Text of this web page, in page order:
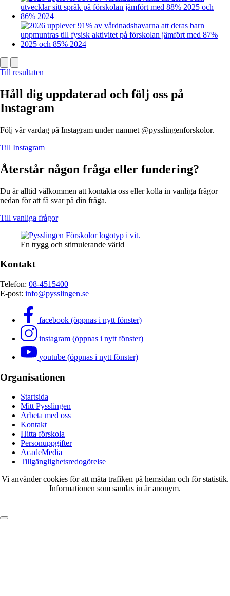
Till resultaten
Håll dig uppdaterad och följ oss på
Instagram
Följ vår vardag på Instagram under namnet @pysslingenforskolor.
Till Instagram
Återstår någon fråga eller fundering?
Du är alltid välkommen att kontakta oss eller kolla in vanliga frågor
nedan för att få svar på din fråga.
Till vanliga frågor
En trygg och stimulerande värld
Kontakt
Telefon: 08-4515400
E-post: info@pysslingen.se
facebook (öppnas i nytt fönster)
instagram (öppnas i nytt fönster)
youtube (öppnas i nytt fönster)
Organisationen
Startsida
Mitt Pysslingen
Arbeta med oss
Kontakt
Hitta förskola
Personuppgifter
AcadeMedia
Tillgänglighetsredogörelse
Vi använder cookies för att mäta trafiken på hemsidan och för statistik.
Informationen som samlas in är anonym.